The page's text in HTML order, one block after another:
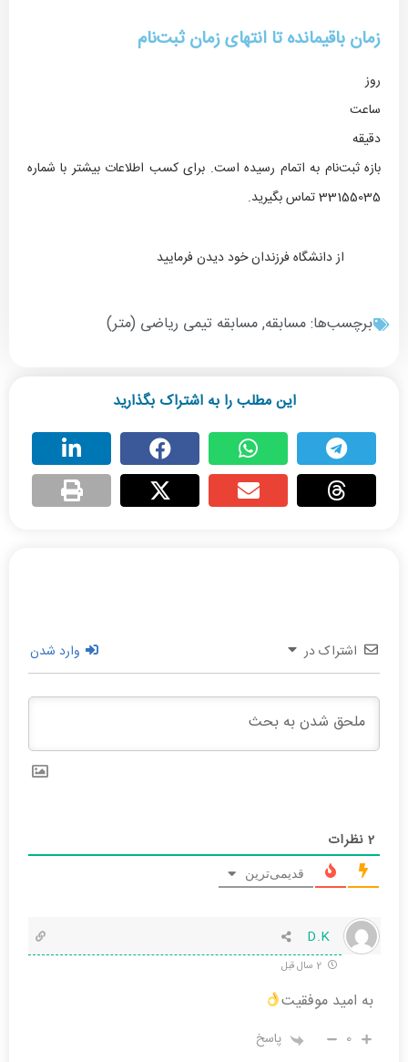
زمان باقیمانده تا انتهای زمان ثبت‌نام
روز
ساعت‌
دقیقه
بازه ثبت‌نام به اتمام رسیده است. برای کسب اطلاعات بیشتر با شماره
33155035 تماس بگیرید.
از دانشگاه فرزندان خود دیدن فرمایید
برچسب‌ها:مسابقه,مسابقه تیمی ریاضی (متر)
این مطلب را به اشتراک بگذارید
اشتراک در وارد شدن
2 نظرات
قدیمی‌ترین
D.K
به امید موفقیت
0 پاسخ